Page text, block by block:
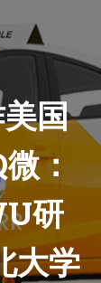
国
：
研
大学